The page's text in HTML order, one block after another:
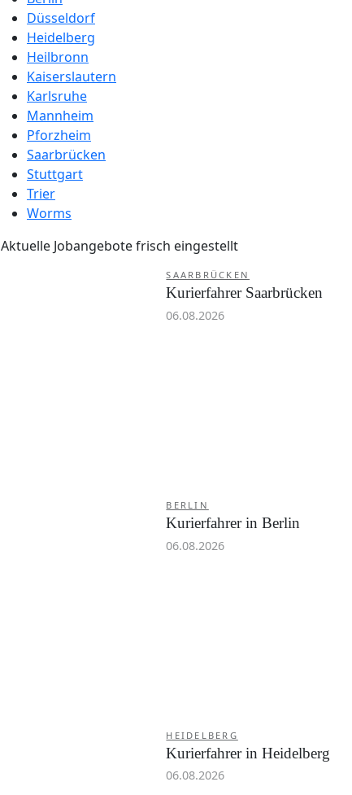
Düsseldorf
Heidelberg
Heilbronn
Kaiserslautern
Karlsruhe
Mannheim
Pforzheim
Saarbrücken
Stuttgart
Trier
Worms
Aktuelle Jobangebote frisch eingestellt
SAARBRÜCKEN
Kurierfahrer Saarbrücken
06.08.2026
BERLIN
Kurierfahrer in Berlin
06.08.2026
HEIDELBERG
Kurierfahrer in Heidelberg
06.08.2026